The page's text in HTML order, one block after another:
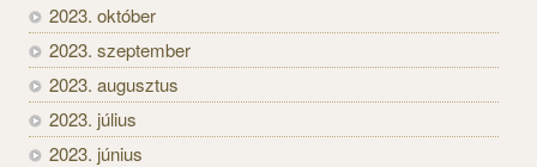
2023. október
2023. szeptember
2023. augusztus
2023. július
2023. június